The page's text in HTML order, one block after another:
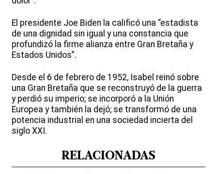
El presidente Joe Biden la calificó una “estadista
de una dignidad sin igual y una constancia que
profundizó la firme alianza entre Gran Bretaña y
Estados Unidos”.
Desde el 6 de febrero de 1952, Isabel reinó sobre
una Gran Bretaña que se reconstruyó de la guerra
y perdió su imperio; se incorporó a la Unión
Europea y también la dejó; se transformó de una
potencia industrial en una sociedad incierta del
siglo XXI.
RELACIONADAS